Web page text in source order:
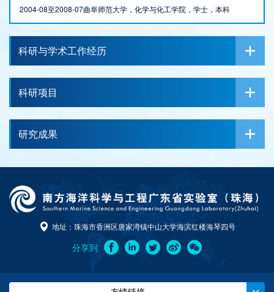
2004-08至2008-07曲阜师范大学，化学与化工学院，学士，本科
科研与学术工作经历
科研项目
研究成果
地址：珠海市香洲区唐家湾镇中山大学海滨红楼海琴四号
分享到